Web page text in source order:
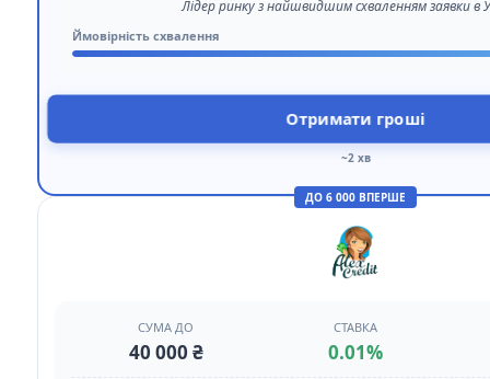
Лідер ринку з найшвидшим схваленням заявки в
Ймовірність схвалення
Отримати гроші
~2 хв
ДО 6 000 ВПЕРШЕ
СУМА ДО
40 000 ₴
СТАВКА
0.01%